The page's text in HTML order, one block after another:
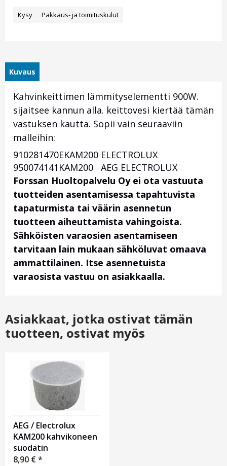
Kysy Pakkaus- ja toimituskulut
Kuvaus
Kahvinkeittimen lämmityselementti 900W.
sijaitsee kannun alla. keittovesi kiertää tämän
vastuksen kautta. Sopii vain seuraaviin
malleihin:
Otsikko
1
910281470EKAM200 ELECTROLUX
950074141 KAM200
AEG ELECTROLUX
Forssan Huoltopalvelu Oy ei ota vastuuta
tuotteiden asentamisessa tapahtuvista
tapaturmista tai väärin asennetun
tuotteen aiheuttamista vahingoista.
Sähköisten varaosien asentamiseen
tarvitaan lain mukaan sähköluvat omaava
ammattilainen. Itse asennetuista
varaosista vastuu on asiakkaalla.
Asiakkaat, jotka ostivat tämän
tuotteen, ostivat myös
AEG / Electrolux
KAM200 kahvikoneen
suodatin
8,90 €*